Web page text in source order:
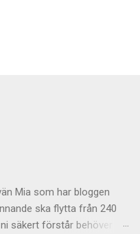
Mia som har bloggen
ska flytta från 240
säkert förstår behöver